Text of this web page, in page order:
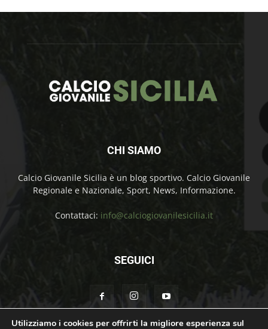
CHI SIAMO
Calcio Giovanile Sicilia è un blog sportivo. Calcio Giovanile
Regionale e Nazionale, Sport, News, Informazione.
Contattaci: info@calciogiovanilesicilia.it
SEGUICI
Utilizziamo i cookies per offrirti la migliore esperienza sul